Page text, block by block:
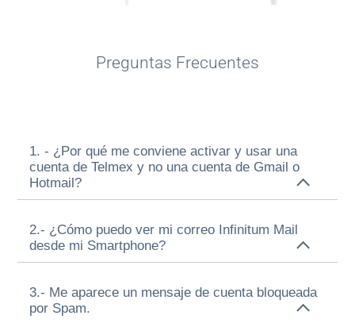
Preguntas Frecuentes
1. - ¿Por qué me conviene activar y usar una
cuenta de Telmex y no una cuenta de Gmail o
Hotmail?
2.- ¿Cómo puedo ver mi correo Infinitum Mail
desde mi Smartphone?
3.- Me aparece un mensaje de cuenta bloqueada
por Spam.